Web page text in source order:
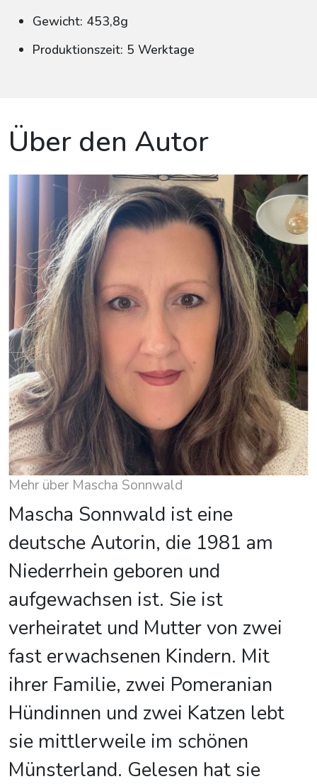
Gewicht: 453,8g
Produktionszeit: 5 Werktage
Über den Autor
Mehr über Mascha Sonnwald
Mascha Sonnwald ist eine
deutsche Autorin, die 1981 am
Niederrhein geboren und
aufgewachsen ist. Sie ist
verheiratet und Mutter von zwei
fast erwachsenen Kindern. Mit
ihrer Familie, zwei Pomeranian
Hündinnen und zwei Katzen lebt
sie mittlerweile im schönen
Münsterland. Gelesen hat sie